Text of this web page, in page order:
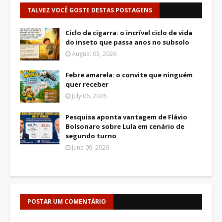
TALVEZ VOCÊ GOSTE DESTAS POSTAGENS
Ciclo da cigarra: o incrível ciclo de vida
do inseto que passa anos no subsolo
August 03, 2026
Febre amarela: o convite que ninguém
quer receber
July 06, 2026
Pesquisa aponta vantagem de Flávio
Bolsonaro sobre Lula em cenário de
segundo turno
June 09, 2026
POSTAR UM COMENTÁRIO